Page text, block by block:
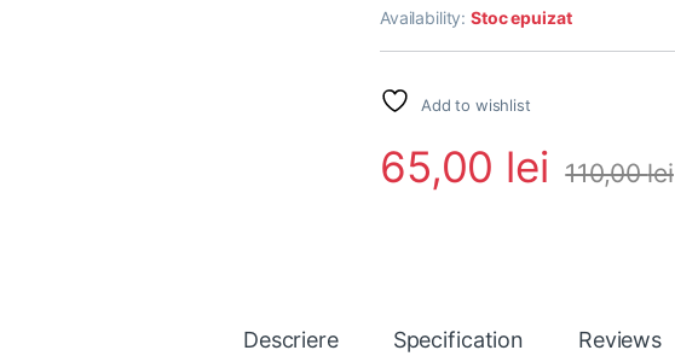
Availability:Stoc epuizat
Add to wishlist
65,00 lei 110,00lei
Descriere Specification Reviews